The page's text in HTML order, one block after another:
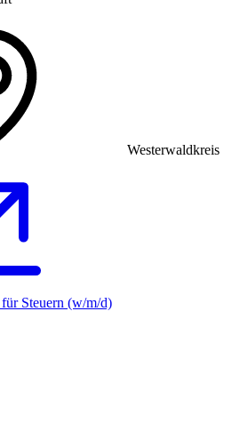
Westerwaldkreis
Steuern (w/m/d)